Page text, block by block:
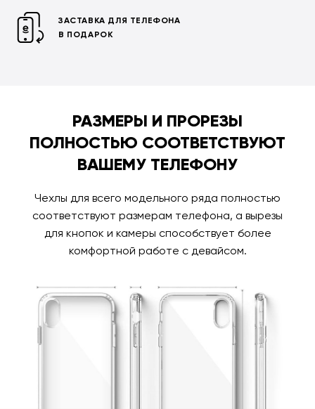
ЗАСТАВКА ДЛЯ ТЕЛЕФОНА
В ПОДАРОК
РАЗМЕРЫ И ПРОРЕЗЫ
ПОЛНОСТЬЮ СООТВЕТСТВУЮТ
ВАШЕМУ ТЕЛЕФОНУ
Чехлы для всего модельного ряда полностью
соответствуют размерам телефона, а вырезы
для кнопок и камеры способствует более
комфортной работе с девайсом.